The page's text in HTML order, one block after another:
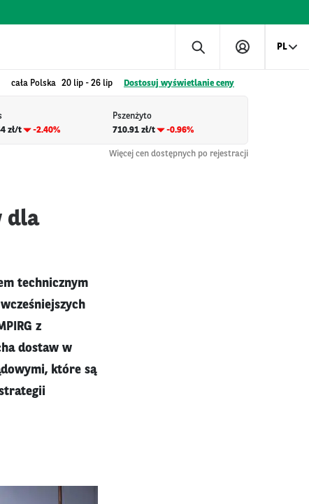
PL
cała Polska 20 lip - 26 lip Dostosuj wyświetlanie ceny
zł/t
-2.40%
Pszenżyto
710.91 zł/t
-0.96%
Więcej cen dostępnych po rejestracji
dla
technicznym
z
dostaw w
które są